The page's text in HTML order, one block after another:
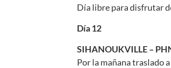
Día libre para disfrutar
Día 12
SIHANOUKVILLE –
Por la mañana traslado